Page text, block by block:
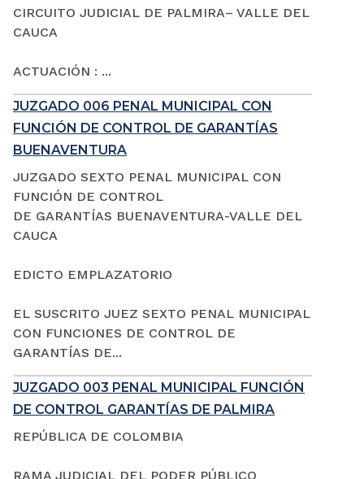
CIRCUITO JUDICIAL DE PALMIRA– VALLE DEL
CAUCA
ACTUACIÓN : ...
JUZGADO 006 PENAL MUNICIPAL CON
FUNCIÓN DE CONTROL DE GARANTÍAS
BUENAVENTURA
JUZGADO SEXTO PENAL MUNICIPAL CON
FUNCIÓN DE CONTROL
DE GARANTÍAS BUENAVENTURA-VALLE DEL
CAUCA
EDICTO EMPLAZATORIO
EL SUSCRITO JUEZ SEXTO PENAL MUNICIPAL
CON FUNCIONES DE CONTROL DE
GARANTÍAS DE...
JUZGADO 003 PENAL MUNICIPAL FUNCIÓN
DE CONTROL GARANTÍAS DE PALMIRA
REPÚBLICA DE COLOMBIA
RAMA JUDICIAL DEL PODER PÚBLICO